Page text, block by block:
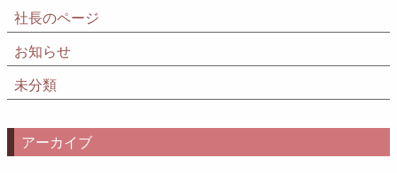
社長のページ
お知らせ
未分類
アーカイブ